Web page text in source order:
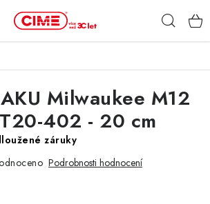
Milwaukee M12
402 - 20 cm
záruky
Podrobnosti hodnocení